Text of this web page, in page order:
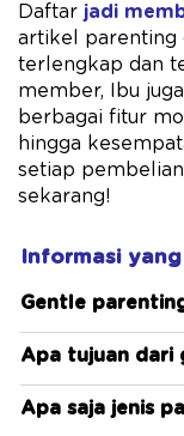
Daftar jadi
artikel parenting
terlengkap dan
member, Ibu
berbagai fitur
hingga
setiap
sekarang!
Informasi
Gentle
Apa tujuan dari
Apa saja jenis